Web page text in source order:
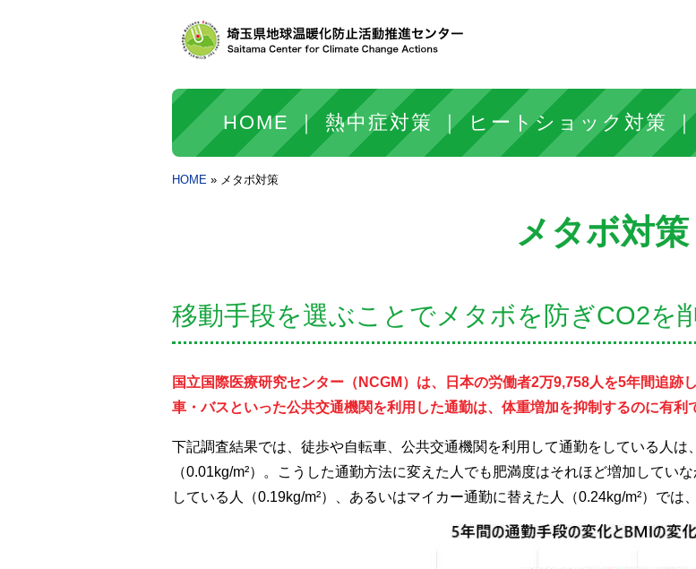
HOME 熱中症対策 ヒートショック対策
HOME メタボ対策
メタボ対策
移動手段を選ぶことでメタボを防ぎCO2を
国立国際医療研究センター（NCGM）は、日本の労働者2万9,758人を5年間追跡
車・バスといった公共交通機関を利用した通勤は、体重増加を抑制するのに有利
下記調査結果では、徒歩や自転車、公共交通機関を利用して通勤をしている人は
（0.01kg/m²）。こうした通勤方法に変えた人でも肥満度はそれほど増加してい
している人（0.19kg/m²）、あるいはマイカー通勤に替えた人（0.24kg/m²）では